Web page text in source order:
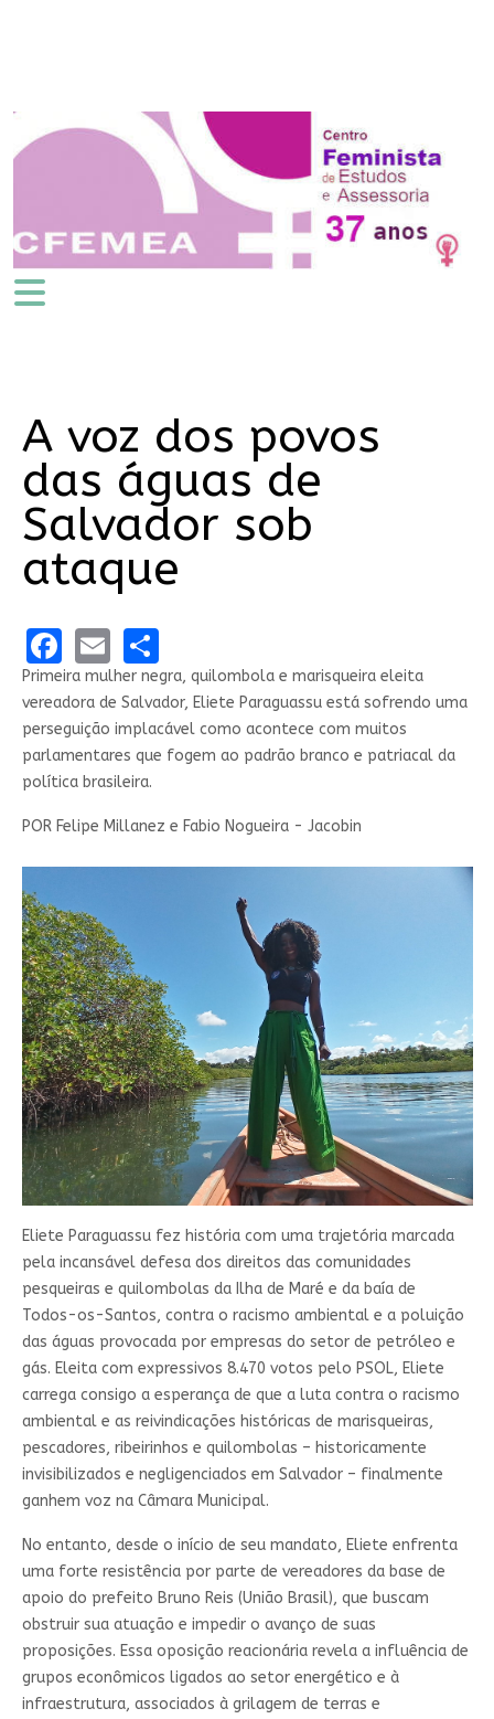
A voz dos povos
das águas de
Salvador sob
ataque
Facebook
EmailShare
Primeira mulher negra, quilombola e marisqueira eleita
vereadora de Salvador, Eliete Paraguassu está sofrendo uma
perseguição implacável como acontece com muitos
parlamentares que fogem ao padrão branco e patriacal da
política brasileira.
POR Felipe Millanez e Fabio Nogueira - Jacobin
Eliete Paraguassu fez história com uma trajetória marcada
pela incansável defesa dos direitos das comunidades
pesqueiras e quilombolas da Ilha de Maré e da baía de
Todos-os-Santos, contra o racismo ambiental e a poluição
das águas provocada por empresas do setor de petróleo e
gás. Eleita com expressivos 8.470 votos pelo PSOL, Eliete
carrega consigo a esperança de que a luta contra o racismo
ambiental e as reivindicações históricas de marisqueiras,
pescadores, ribeirinhos e quilombolas – historicamente
invisibilizados e negligenciados em Salvador – finalmente
ganhem voz na Câmara Municipal.
No entanto, desde o início de seu mandato, Eliete enfrenta
uma forte resistência por parte de vereadores da base de
apoio do prefeito Bruno Reis (União Brasil), que buscam
obstruir sua atuação e impedir o avanço de suas
proposições. Essa oposição reacionária revela a influência de
grupos econômicos ligados ao setor energético e à
infraestrutura, associados à grilagem de terras e